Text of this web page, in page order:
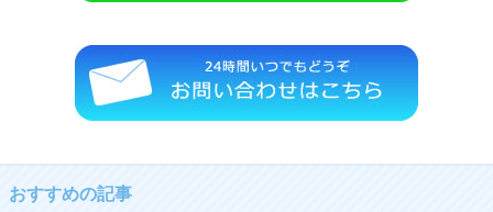
おすすめの記事